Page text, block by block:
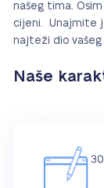
našeg tima.
cijeni. Unajmite
najteži dio vašeg
Naše